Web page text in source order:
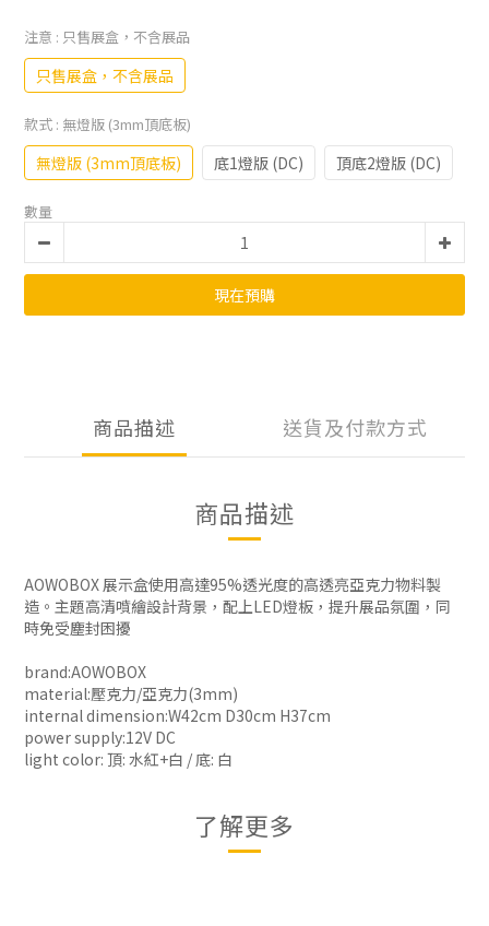
注意 : 只售展盒，不含展品
只售展盒，不含展品
款式 : 無燈版 (3mm頂底板)
無燈版 (3mm頂底板) 底1燈版 (DC) 頂底2燈版 (DC)
數量
現在預購
商品描述 送貨及付款方式
商品描述
AOWOBOX 展示盒使用高達95%透光度的高透亮亞克力物料製
造。主題高清噴繪設計背景，配上LED燈板，提升展品氛圍，同
時免受塵封困擾
brand:AOWOBOX
material:壓克力/亞克力(3mm)
internal dimension:W42cm D30cm H37cm
power supply:12V DC
light color: 頂: 水紅+白 / 底: 白
了解更多